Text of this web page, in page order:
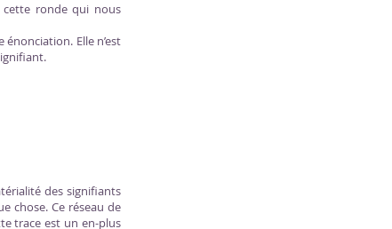
cette ronde qui nous
Elle n’est
des signifiants
chose. Ce réseau de
trace est un en-plus